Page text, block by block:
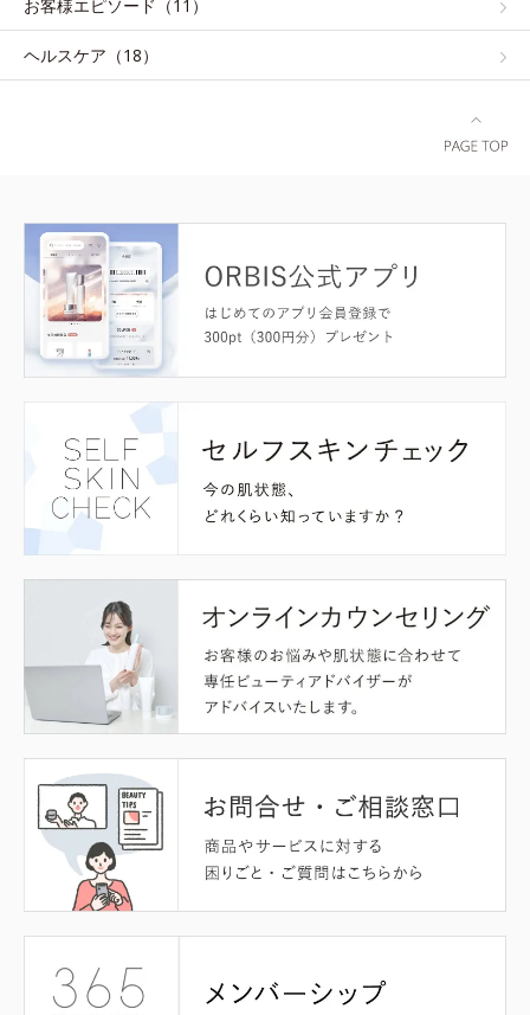
お客様エピソード（11）
ヘルスケア（18）